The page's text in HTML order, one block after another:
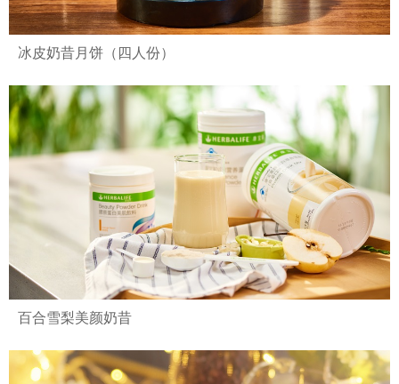
冰皮奶昔月饼（四人份）
百合雪梨美颜奶昔